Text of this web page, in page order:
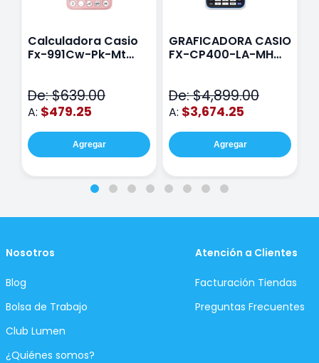
Calculadora Casio
Fx-991Cw-Pk-Mt
De: $639.00
A: $479.25
Agregar
GRAFICADORA CASIO
FX-CP400-LA-MH
De: $4,899.00
A: $3,674.25
Agregar
Nosotros
Blog
Bolsa de Trabajo
Club Lumen
¿Quiénes somos?
Atención a Clientes
Facturación Tiendas
Preguntas Frecuentes